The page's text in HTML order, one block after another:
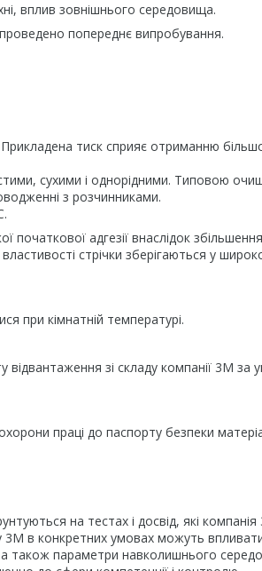
вплив зовнішнього середовища.
попереднє випробування.
тиск сприяє отриманню
сухими і однорідними. Типовою
з розчинниками.
початкової адгезії внаслідок збільшення
стрічки зберігаються у
при кімнатній температурі.
відвантаження зі складу компанії 3М за
праці до паспорту безпеки
на тестах і досвід, які
3М в конкретних умовах можуть
також параметри навколишнього